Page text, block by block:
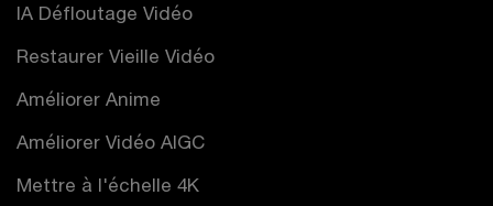
IA Défloutage Vidéo
Restaurer Vieille Vidéo
Améliorer Anime
Améliorer Vidéo AIGC
Mettre à l'échelle 4K